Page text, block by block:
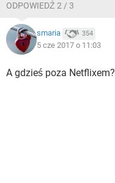
ODPOWIEDŹ 2 / 3
smaria 354
5 cze 2017 o 11:03
A gdzieś poza Netflixem?